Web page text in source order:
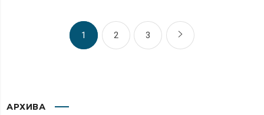
1 2 3
АРХИВА